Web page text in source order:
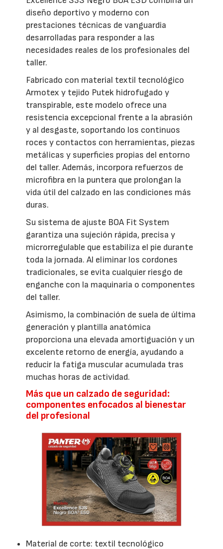
diseño deportivo y moderno con
prestaciones técnicas de vanguardia
desarrolladas para responder a las
necesidades reales de los profesionales del
taller.
Fabricado con material textil tecnológico
Armotex y tejido Putek hidrofugado y
transpirable, este modelo ofrece una
resistencia excepcional frente a la abrasión
y al desgaste, soportando los continuos
roces y contactos con herramientas, piezas
metálicas y superficies propias del entorno
del taller. Además, incorpora refuerzos de
microfibra en la puntera que prolongan la
vida útil del calzado en las condiciones más
duras.
Su sistema de ajuste BOA Fit System
garantiza una sujeción rápida, precisa y
microrregulable que estabiliza el pie durante
toda la jornada. Al eliminar los cordones
tradicionales, se evita cualquier riesgo de
enganche con la maquinaria o componentes
del taller.
Asimismo, la combinación de suela de última
generación y plantilla anatómica
proporciona una elevada amortiguación y un
excelente retorno de energía, ayudando a
reducir la fatiga muscular acumulada tras
muchas horas de actividad.
Más que un calzado de seguridad:
componentes enfocados al bienestar
del profesional
Material de corte: textil tecnológico